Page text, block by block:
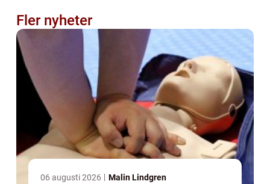
Fler nyheter
06 augusti 2026 Malin Lindgren